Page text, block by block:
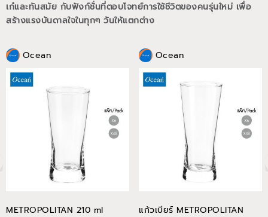
เก๋และทันสมัย กับฟังก์ชั่นที่ตอบโจทย์การใช้ชีวิตของคนรุ่นใหม่ เพื่อ
สร้างแรงบันดาลใจในทุกๆ วันให้แตกต่าง
Ocean
METROPOLITAN 210 ml
Ocean
แก้วเบียร์ METROPOLITAN